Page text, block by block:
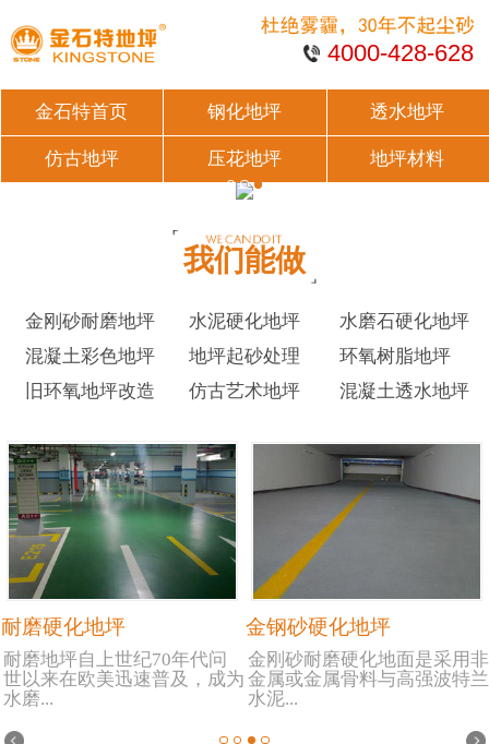
4000-428-628
金石特首页 钢化地坪 透水地坪
仿古地坪 压花地坪 地坪材料
我们能做
金刚砂耐磨地坪 水泥硬化地坪
水磨石硬化地坪
混凝土彩色地坪
地坪起砂处理
环氧树脂地坪
旧环氧地坪改造
仿古艺术地坪 混凝土透水地坪
耐磨硬化地坪
耐磨地坪自上世纪70年代问
世以来在欧美迅速普及，成为
水磨...
金钢砂硬化地坪
金刚砂耐磨硬化地面是采用非
金属或金属骨料与高强波特兰
水泥...